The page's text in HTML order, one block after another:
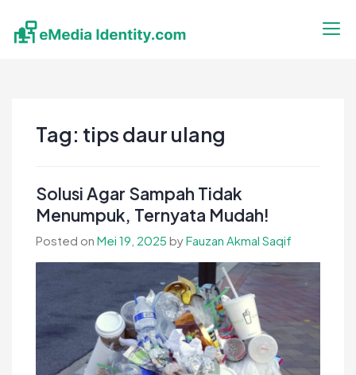
content
Tag: tips daur ulang
Solusi Agar Sampah Tidak
Menumpuk, Ternyata Mudah!
Posted on Mei 19, 2025 byFauzan Akmal Saqif